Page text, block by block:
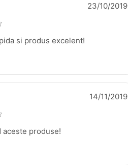
23/10/2019
si produs excelent!
14/11/2019
aceste produse!